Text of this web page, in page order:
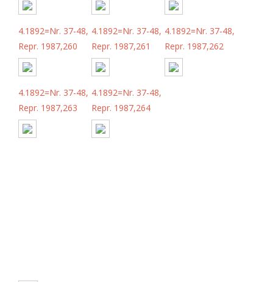
4.1892=Nr. 37-48,
Repr. 1987,260
4.1892=Nr. 37-48,
Repr. 1987,261
4.1892=Nr. 37-48,
Repr. 1987,262
4.1892=Nr. 37-48,
Repr. 1987,263
4.1892=Nr. 37-48,
Repr. 1987,264